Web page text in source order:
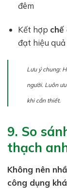
đêm
Kết hợp chế
đạt hiệu
Lưu ý chung:
người. Luôn
khi cần thiết.
9. So
thạch
Không nên
công dụng